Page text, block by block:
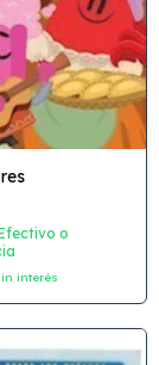
o
interés